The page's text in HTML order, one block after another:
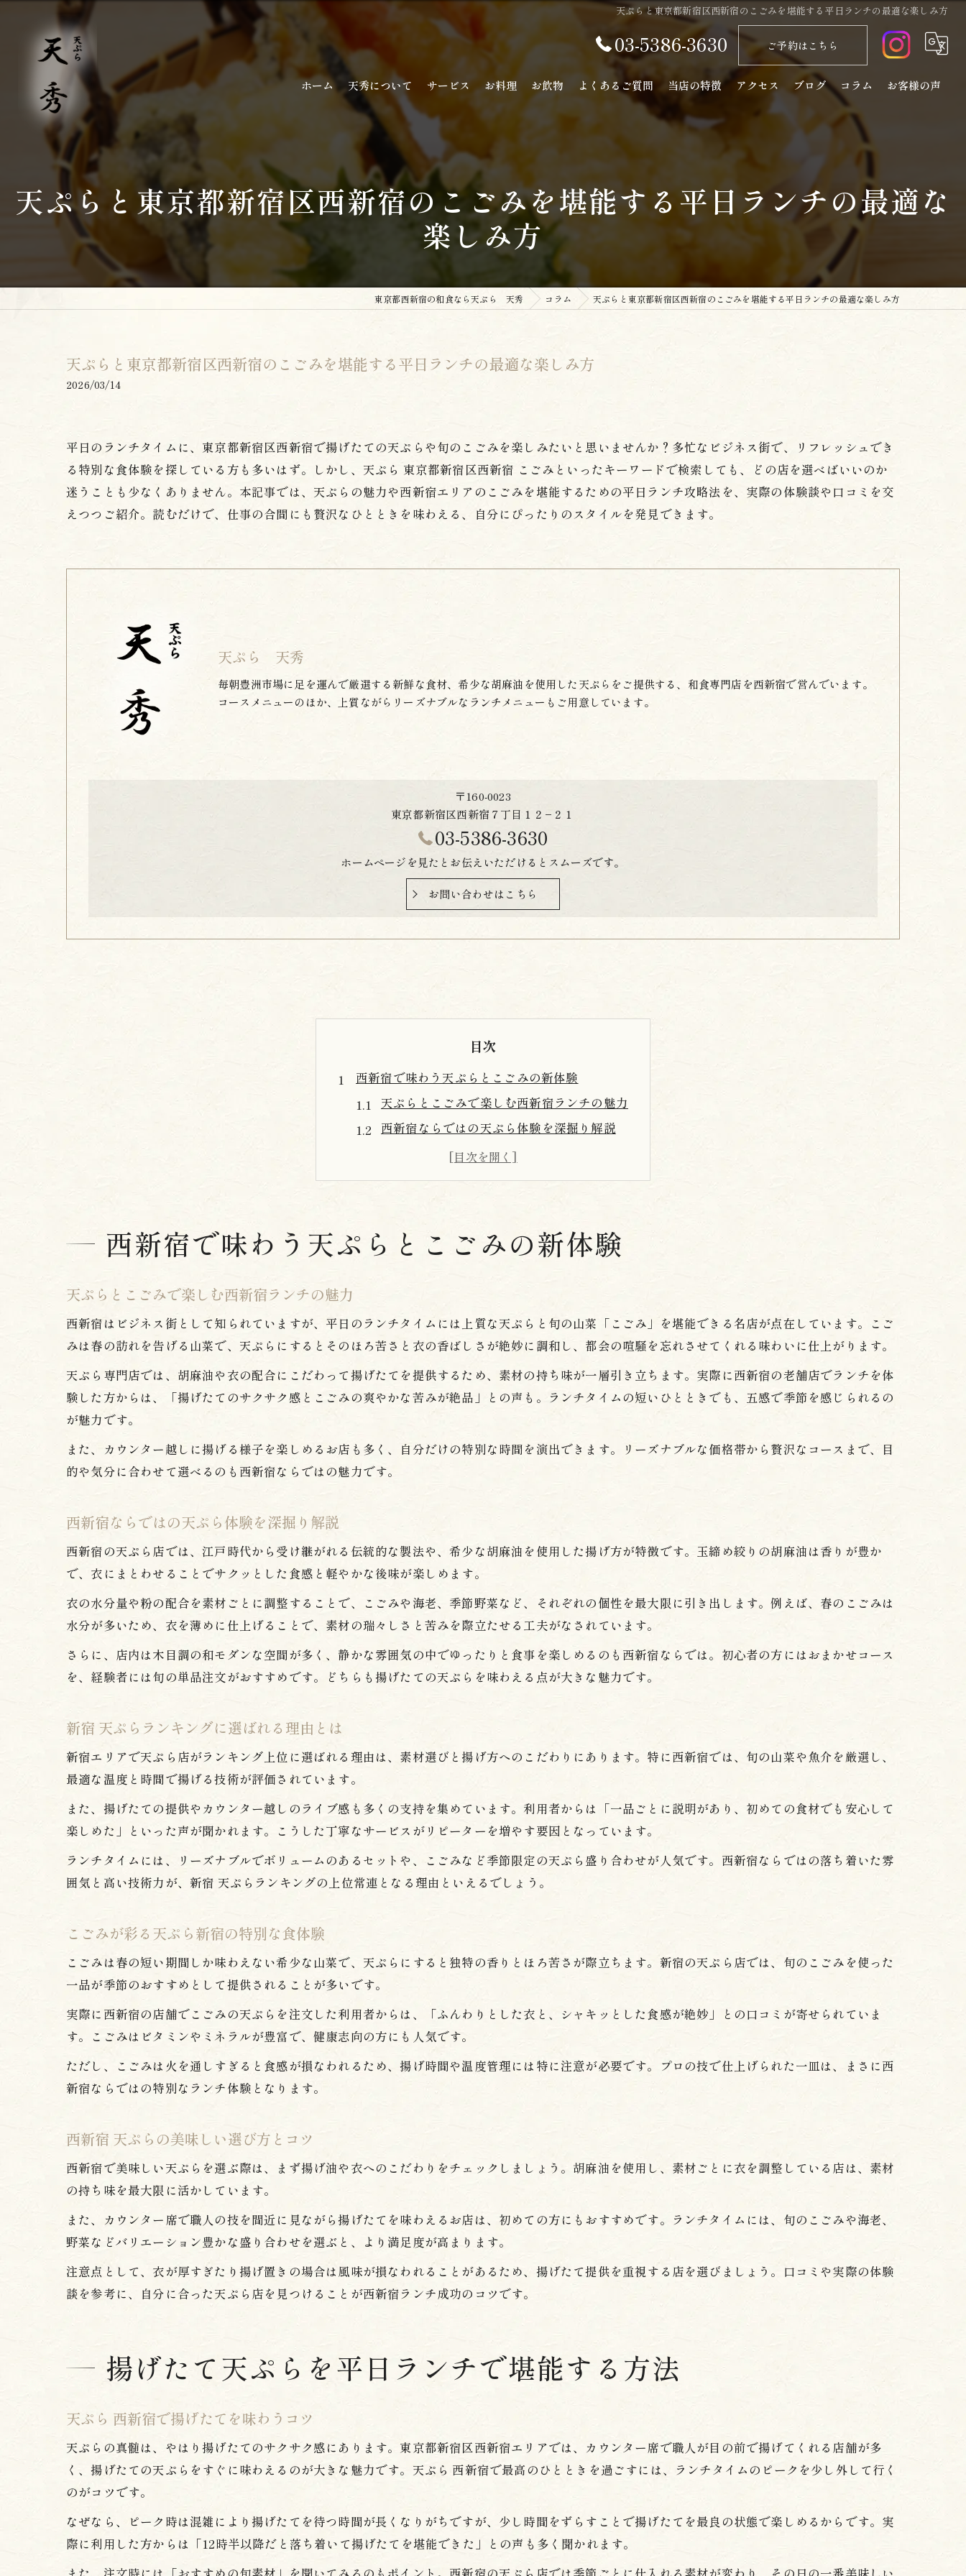
天ぷらと東京都新宿区西新宿のこごみを堪能する平日ランチの最適な楽しみ方
03-5386-3630 ご予約はこちら
ホーム 天秀について サービス お料理 お飲物 よくあるご質問 当店の特徴
天ぷら
ランチ
ディナー
アクセス ブログ コラム お客様の声
天ぷらと東京都新宿区西新宿のこごみを堪能する平日ランチの最適な
楽しみ方
東京都西新宿の和食なら天ぷら 天秀 コラム 天ぷらと東京都新宿区西新宿のこごみを堪能する平日ランチの最適な楽しみ方
天ぷらと東京都新宿区西新宿のこごみを堪能する平日ランチの最適な楽しみ方
2026/03/14
平日のランチタイムに、東京都新宿区西新宿で揚げたての天ぷらや旬のこごみを楽しみたいと思いませんか？多忙なビジネス街で、リフレッシュでき
る特別な食体験を探している方も多いはず。しかし、天ぷら 東京都新宿区西新宿 こごみといったキーワードで検索しても、どの店を選べばいいのか
迷うことも少なくありません。本記事では、天ぷらの魅力や西新宿エリアのこごみを堪能するための平日ランチ攻略法を、実際の体験談や口コミを交
えつつご紹介。読むだけで、仕事の合間にも贅沢なひとときを味わえる、自分にぴったりのスタイルを発見できます。
天ぷら 天秀
毎朝豊洲市場に足を運んで厳選する新鮮な食材、希少な胡麻油を使用した天ぷらをご提供する、和食専門店を西新宿で営んでいます。
コースメニューのほか、上質ながらリーズナブルなランチメニューもご用意しています。
〒160-0023
東京都新宿区西新宿７丁目１２−２１
03-5386-3630
ホームページを見たとお伝えいただけるとスムーズです。
お問い合わせはこちら
目次
西新宿で味わう天ぷらとこごみの新体験
天ぷらとこごみで楽しむ西新宿ランチの魅力
西新宿ならではの天ぷら体験を深掘り解説
新宿 天ぷらランキングに選ばれる理由とは
こごみが彩る天ぷら新宿の特別な食体験
揚げたて天ぷらを平日ランチで堪能する方法
天ぷら 西新宿で揚げたてを味わうコツ
天ぷら新宿 東口でも楽しめる平日ランチ
揚げたて天ぷらとこごみの相性を検証
旬のこごみが引き立つ天ぷらランチの魅力
こごみ入り天ぷらが映える西新宿の名店
新宿 天ぷらランキング常連店の特徴とは
平日ランチで味わうこごみ天ぷらの魅力
天ぷら 西新宿の注目エリアを徹底解説
新宿 天ぷら 美味しい 安いスポットまとめ
天ぷら新宿 ランチで外せないポイント
カウンターで楽しむ天ぷらの新提案
天ぷら新宿 東口の穴場情報もご紹介
平日のお昼に楽しむ極上天ぷらのポイント紹介
新宿 天ぷら 揚げたての美味しさの秘密
天ぷら新宿 カウンター席の魅力と体験談
新宿で天ぷらを美味しく楽しむための秘訣
新宿 天ぷら 美味しい安い店の見極め方
天ぷら新宿 ランチで満足度を高めるコツ
西新宿 天ぷらで得られる至福のひととき
西新宿で味わう天ぷらとこごみの新体験
天ぷらとこごみで楽しむ西新宿ランチの魅力
西新宿はビジネス街として知られていますが、平日のランチタイムには上質な天ぷらと旬の山菜「こごみ」を堪能できる名店が点在しています。こご
みは春の訪れを告げる山菜で、天ぷらにするとそのほろ苦さと衣の香ばしさが絶妙に調和し、都会の喧騒を忘れさせてくれる味わいに仕上がります。
天ぷら専門店では、胡麻油や衣の配合にこだわって揚げたてを提供するため、素材の持ち味が一層引き立ちます。実際に西新宿の老舗店でランチを体
験した方からは、「揚げたてのサクサク感とこごみの爽やかな苦みが絶品」との声も。ランチタイムの短いひとときでも、五感で季節を感じられるの
が魅力です。
また、カウンター越しに揚げる様子を楽しめるお店も多く、自分だけの特別な時間を演出できます。リーズナブルな価格帯から贅沢なコースまで、目
的や気分に合わせて選べるのも西新宿ならではの魅力です。
西新宿ならではの天ぷら体験を深掘り解説
西新宿の天ぷら店では、江戸時代から受け継がれる伝統的な製法や、希少な胡麻油を使用した揚げ方が特徴です。玉締め絞りの胡麻油は香りが豊か
で、衣にまとわせることでサクッとした食感と軽やかな後味が楽しめます。
衣の水分量や粉の配合を素材ごとに調整することで、こごみや海老、季節野菜など、それぞれの個性を最大限に引き出します。例えば、春のこごみは
水分が多いため、衣を薄めに仕上げることで、素材の瑞々しさと苦みを際立たせる工夫がなされています。
さらに、店内は木目調の和モダンな空間が多く、静かな雰囲気の中でゆったりと食事を楽しめるのも西新宿ならでは。初心者の方にはおまかせコース
を、経験者には旬の単品注文がおすすめです。どちらも揚げたての天ぷらを味わえる点が大きな魅力です。
新宿 天ぷらランキングに選ばれる理由とは
新宿エリアで天ぷら店がランキング上位に選ばれる理由は、素材選びと揚げ方へのこだわりにあります。特に西新宿では、旬の山菜や魚介を厳選し、
最適な温度と時間で揚げる技術が評価されています。
また、揚げたての提供やカウンター越しのライブ感も多くの支持を集めています。利用者からは「一品ごとに説明があり、初めての食材でも安心して
楽しめた」といった声が聞かれます。こうした丁寧なサービスがリピーターを増やす要因となっています。
ランチタイムには、リーズナブルでボリュームのあるセットや、こごみなど季節限定の天ぷら盛り合わせが人気です。西新宿ならではの落ち着いた雰
囲気と高い技術力が、新宿 天ぷらランキングの上位常連となる理由といえるでしょう。
こごみが彩る天ぷら新宿の特別な食体験
こごみは春の短い期間しか味わえない希少な山菜で、天ぷらにすると独特の香りとほろ苦さが際立ちます。新宿の天ぷら店では、旬のこごみを使った
一品が季節のおすすめとして提供されることが多いです。
実際に西新宿の店舗でこごみの天ぷらを注文した利用者からは、「ふんわりとした衣と、シャキッとした食感が絶妙」との口コミが寄せられていま
す。こごみはビタミンやミネラルが豊富で、健康志向の方にも人気です。
ただし、こごみは火を通しすぎると食感が損なわれるため、揚げ時間や温度管理には特に注意が必要です。プロの技で仕上げられた一皿は、まさに西
新宿ならではの特別なランチ体験となります。
西新宿 天ぷらの美味しい選び方とコツ
西新宿で美味しい天ぷらを選ぶ際は、まず揚げ油や衣へのこだわりをチェックしましょう。胡麻油を使用し、素材ごとに衣を調整している店は、素材
の持ち味を最大限に活かしています。
また、カウンター席で職人の技を間近に見ながら揚げたてを味わえるお店は、初めての方にもおすすめです。ランチタイムには、旬のこごみや海老、
野菜などバリエーション豊かな盛り合わせを選ぶと、より満足度が高まります。
注意点として、衣が厚すぎたり揚げ置きの場合は風味が損なわれることがあるため、揚げたて提供を重視する店を選びましょう。口コミや実際の体験
談を参考に、自分に合った天ぷら店を見つけることが西新宿ランチ成功のコツです。
揚げたて天ぷらを平日ランチで堪能する方法
天ぷら 西新宿で揚げたてを味わうコツ
天ぷらの真髄は、やはり揚げたてのサクサク感にあります。東京都新宿区西新宿エリアでは、カウンター席で職人が目の前で揚げてくれる店舗が多
く、揚げたての天ぷらをすぐに味わえるのが大きな魅力です。天ぷら 西新宿で最高のひとときを過ごすには、ランチタイムのピークを少し外して行く
のがコツです。
なぜなら、ピーク時は混雑により揚げたてを待つ時間が長くなりがちですが、少し時間をずらすことで揚げたてを最良の状態で楽しめるからです。実
際に利用した方からは「12時半以降だと落ち着いて揚げたてを堪能できた」との声も多く聞かれます。
お問い合わせはこちら
お問い合わせはこちら